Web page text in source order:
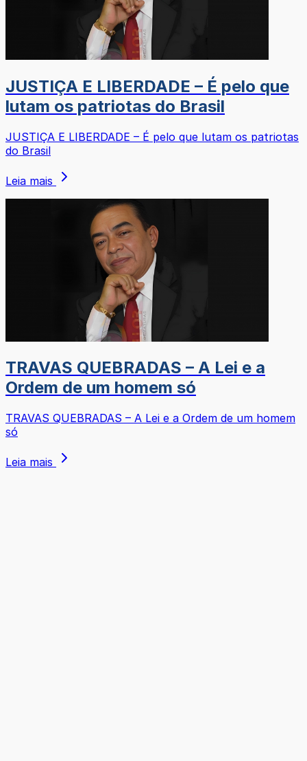
JUSTIÇA E LIBERDADE – É pelo que
lutam os patriotas do Brasil
JUSTIÇA E LIBERDADE – É pelo que lutam os patriotas
do Brasil
Leia mais
TRAVAS QUEBRADAS – A Lei e a
Ordem de um homem só
TRAVAS QUEBRADAS – A Lei e a Ordem de um homem
só
Leia mais